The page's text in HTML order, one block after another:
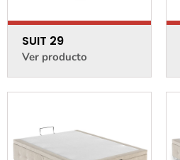
SUIT 29
Ver producto